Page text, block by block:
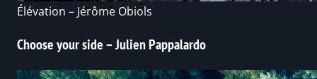
Élévation – Jérôme Obiols
Choose your side – Julien Pappalardo